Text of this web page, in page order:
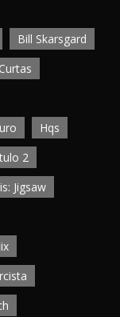
Bill Skarsgard
Curtas
Hqs
2
Jigsaw